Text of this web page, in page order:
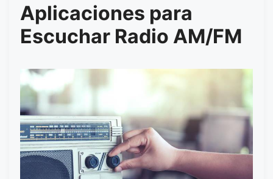
Aplicaciones para
Escuchar Radio AM/FM